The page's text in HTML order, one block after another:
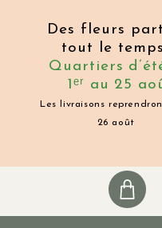
Des fleurs
tout le
Quartiers
1ᵉʳ au 25
Les livraisons
26 août